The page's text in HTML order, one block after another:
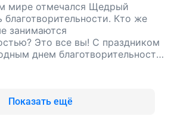
мире отмечался Щедрый
благотворительности. Кто же
занимаются
Это все вы! С праздником
днем благотворительности!
поддерживать нас.
сотням семей справиться с
жить заново.
Показать ещё